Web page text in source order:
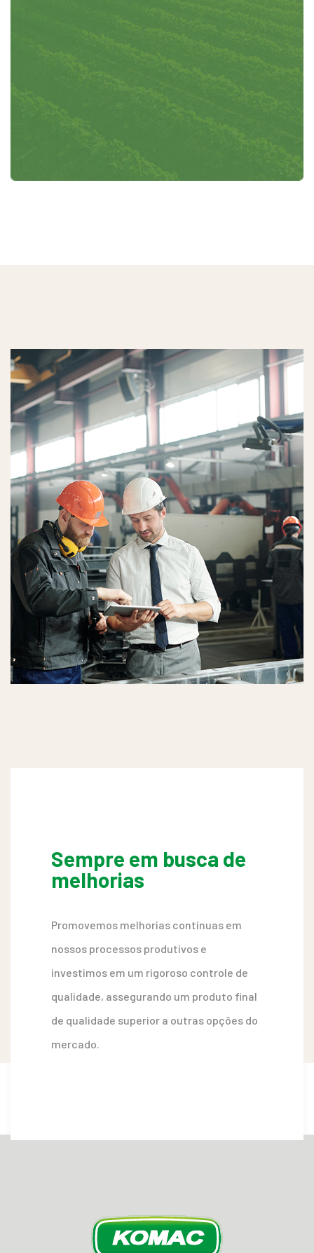
Sempre em busca de
melhorias
Promovemos melhorias contínuas em
nossos processos produtivos e
investimos em um rigoroso controle de
qualidade, assegurando um produto final
de qualidade superior a outras opções do
mercado.